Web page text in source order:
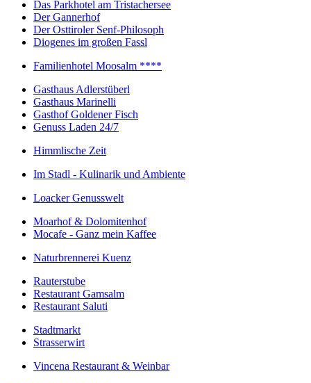
Das Parkhotel am Tristachersee
Der Gannerhof
Der Osttiroler Senf-Philosoph
Diogenes im großen Fassl
Familienhotel Moosalm ****
Gasthaus Adlerstüberl
Gasthaus Marinelli
Gasthof Goldener Fisch
Genuss Laden 24/7
Himmlische Zeit
Im Stadl - Kulinarik und Ambiente
Loacker Genusswelt
Moarhof & Dolomitenhof
Mocafe - Ganz mein Kaffee
Naturbrennerei Kuenz
Rauterstube
Restaurant Gamsalm
Restaurant Saluti
Stadtmarkt
Strasserwirt
Vincena Restaurant & Weinbar